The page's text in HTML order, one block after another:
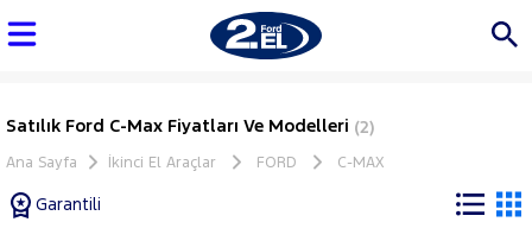
Satılık Ford C-Max Fiyatları Ve Modelleri (2)
Ana Sayfa İkinci El Araçlar FORD C-MAX
Garantili